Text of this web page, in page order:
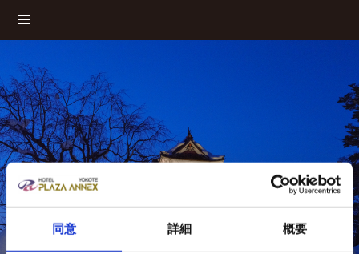
同意 詳細 概要
体验